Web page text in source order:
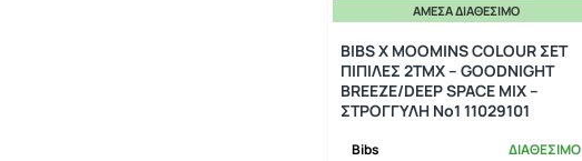
ΆΜΕΣΑ ΔΙΑΘΈΣΙΜΟ
Bibs ΔΙΑΘΕΣΙΜΟ
BIBS X MOOMINS COLOUR ΣΕΤ
ΠΙΠΙΛΕΣ 2ΤΜΧ – GOODNIGHT
BREEZE/DEEP SPACE MIX –
ΣΤΡΟΓΓΥΛΗ No1 11029101